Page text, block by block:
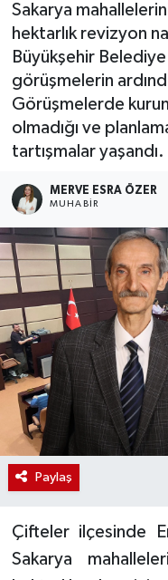
Sakarya
hektarlık revizyon
Büyükşehir
görüşmelerin
Görüşmelerde
olmadığı ve
tartışmalar yaşandı.
MERVE ESRA ÖZER
MUHABIR
Paylaş
Çifteler ilçesinde
Sakarya
Son Dakika
Haber Arşivi